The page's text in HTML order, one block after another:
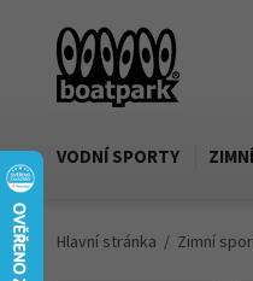
VODNÍ SPORTY
Hlavní stránka Zimní